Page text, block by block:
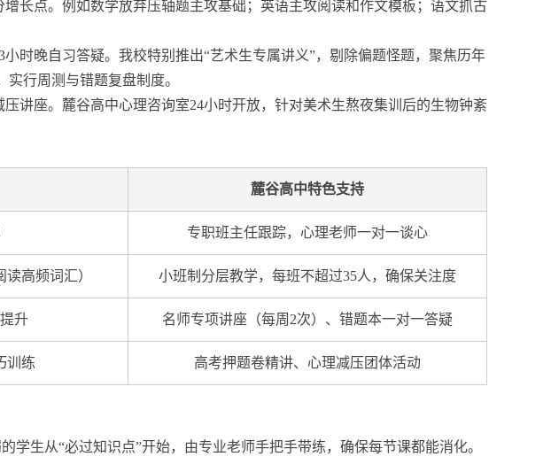
长点。例如数学放弃压轴题主攻基础；英语主攻阅读和作文模板；语文抓古
时晚自习答疑。我校特别推出“艺术生专属讲义”，剔除偏题怪题，聚焦历年
行周测与错题复盘制度。
讲座。麓谷高中心理咨询室24小时开放，针对美术生熬夜集训后的生物钟紊
麓谷高中特色支持
专职班主任跟踪，心理老师一对一谈心
高频词汇） 小班制分层教学，每班不超过35人，确保关注度
升 名师专项讲座（每周2次）、错题本一对一答疑
训练 高考押题卷精讲、心理减压团体活动
生从“必过知识点”开始，由专业老师手把手带练，确保每节课都能消化。